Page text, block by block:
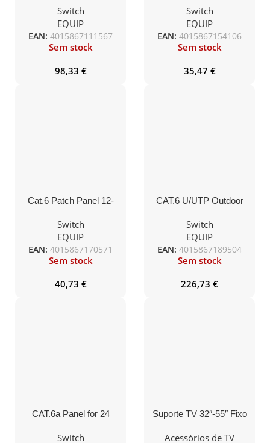
Shielded
Switch
EQUIP
EAN: 4015867111567
Sem stock
98,33 €
unshielded
Switch
EQUIP
EAN: 4015867154106
Sem stock
35,47 €
Cat.6 Patch Panel 12-
shielded
Switch
EQUIP
EAN: 4015867170571
Sem stock
40,73 €
CAT.6 U/UTP Outdoor
Switch
EQUIP
EAN: 4015867189504
Sem stock
226,73 €
CAT.6a Panel for 24
shielded, black
Switch
Suporte TV 32″-55″ Fixo
Acessórios de TV